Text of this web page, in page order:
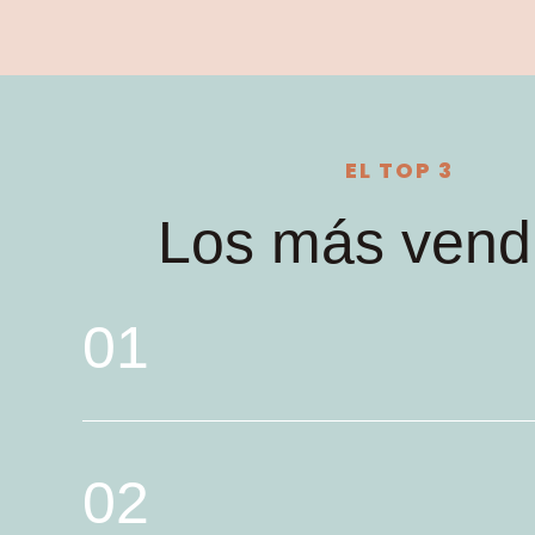
EL TOP 3
Los más
01
02